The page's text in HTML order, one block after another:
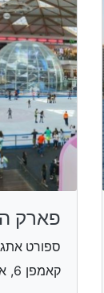
פארק
ספורט
קאמפן 6, אילת